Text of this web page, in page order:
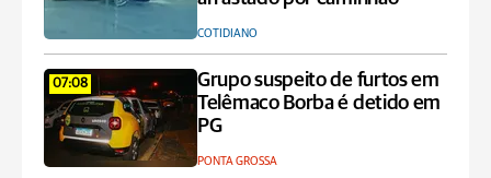
COTIDIANO
07:08
Grupo suspeito de furtos em
Telêmaco Borba é detido em
PG
PONTA GROSSA